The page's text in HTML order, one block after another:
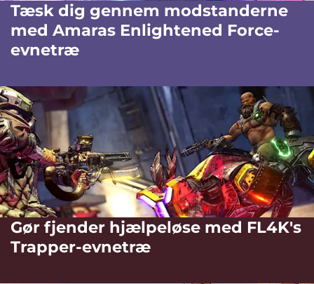
Tæsk dig gennem modstanderne
med Amaras Enlightened Force-
evnetræ
Gør fjender hjælpeløse med FL4K's
Trapper-evnetræ